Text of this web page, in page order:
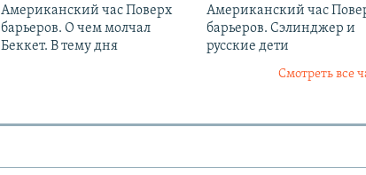
Американский час Поверх
барьеров. О чем молчал
Беккет. В тему дня
Американский час
барьеров. Сэлинджер и
русские дети
Смотреть все